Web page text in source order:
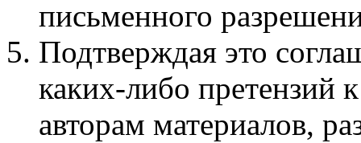
письменного
Подтверждая это
каких-либо претензий
авторам материалов,